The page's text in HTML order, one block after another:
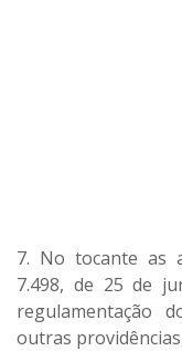
7. No tocante as
7.498, de 25 de
regulamentação
outras